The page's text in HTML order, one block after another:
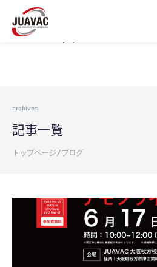
Warning: strpos() expects parameter 1 to be
/home/airds/juavac-droneschool.jp/
includes/blocks.php
archives
記事一覧
トップページ/ブログ